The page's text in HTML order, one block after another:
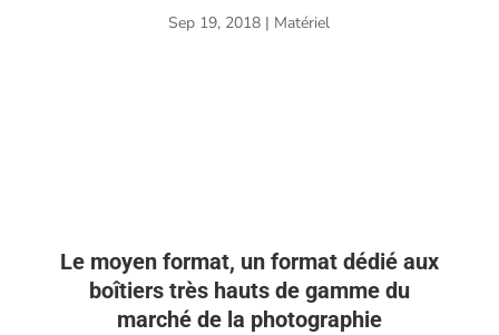
Sep 19, 2018 | Matériel
Le moyen format, un format dédié aux
boîtiers très hauts de gamme du
marché de la photographie